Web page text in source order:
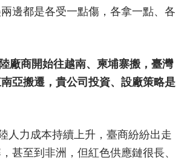
邊都是各受一點傷，各拿一點、各
廠商開始往越南、柬埔寨搬，臺灣
亞搬遷，貴公司投資、設廠策略是
人力成本持續上升，臺商紛紛出走
甚至到非洲，但紅色供應鏈很長、